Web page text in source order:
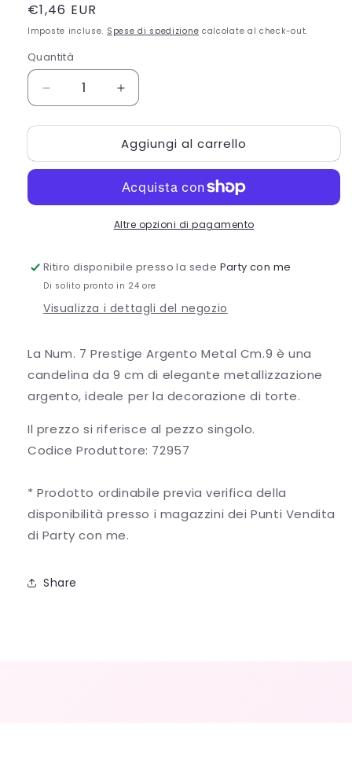
Prezzo
di
€1,46 EUR
Imposte incluse. Spese di spedizione calcolate al check-out.
Quantità
Quantità
Diminuisci
quantità
per
7
METAL
Aumenta
quantità
per
NUM.
7
ARGENTO
METAL
CM.9
Aggiungi al carrello
Altre opzioni di pagamento
Ritiro disponibile presso la sede Party con me
Di solito pronto in 24 ore
Visualizza i dettagli del negozio
La Num. 7 Prestige Argento Metal Cm.9 è una
candelina da 9 cm di elegante metallizzazione
argento, ideale per la decorazione di torte.
Il prezzo si riferisce al pezzo singolo.
Codice Produttore: 72957
* Prodotto ordinabile previa verifica della
disponibilità presso i magazzini dei Punti Vendita
di Party con me.
Share